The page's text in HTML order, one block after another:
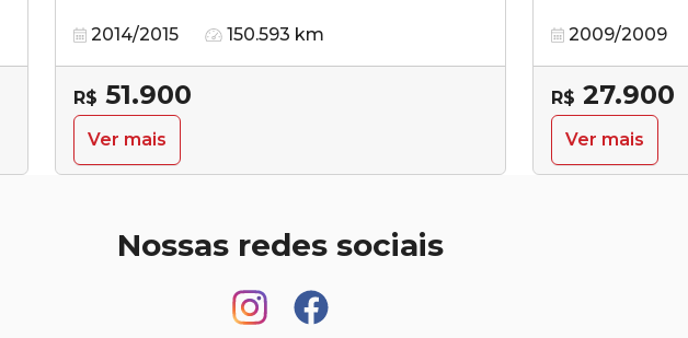
2014/2015 150.593 km
R$ 51.900
Ver mais
2009/2009
R$ 27.900
Ver mais
Nossas redes sociais